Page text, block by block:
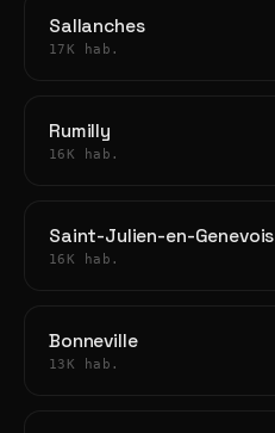
Sallanches
17K hab.
Rumilly
16K hab.
Saint-Julien-en-Genevois
16K hab.
Bonneville
13K hab.